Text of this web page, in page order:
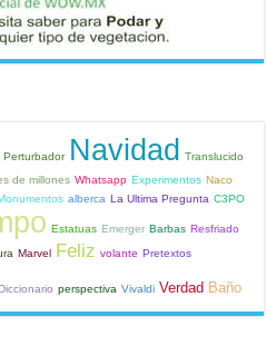
Perturbador Navidad
Translucido
de millones Whatsapp Experimentos Naco
alberca La Ultima Pregunta C3PO
Estatuas Emerger Barbas Resfriado
Marvel Feliz volante Pretextos
Diccionario perspectiva Vivaldi Verdad Baño